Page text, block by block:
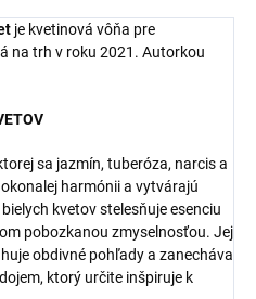
je kvetinová vôňa pre
na trh v roku 2021. Autorkou
sa jazmín, tuberóza, narcis a
harmónii a vytvárajú
kvetov stelesňuje esenciu
pobozkanou zmyselnosťou. Jej
obdivné pohľady a zanecháva
ktorý určite inšpiruje k